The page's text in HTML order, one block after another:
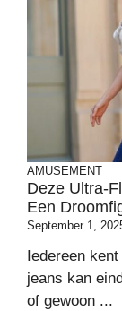
AMUSEMENT
Deze Ultra-
Een
September 1,
Iedereen
jeans kan
of gewoon ...